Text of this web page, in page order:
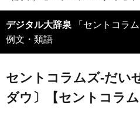
デジタル大辞泉 「セントコラ
例文・類語
セントコラムズ‐だい
ダウ〕【セントコラム